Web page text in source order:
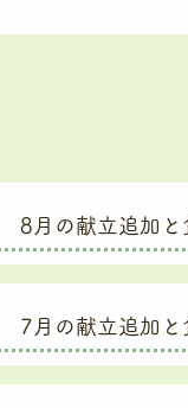
8月の献立追加と
7月の献立追加